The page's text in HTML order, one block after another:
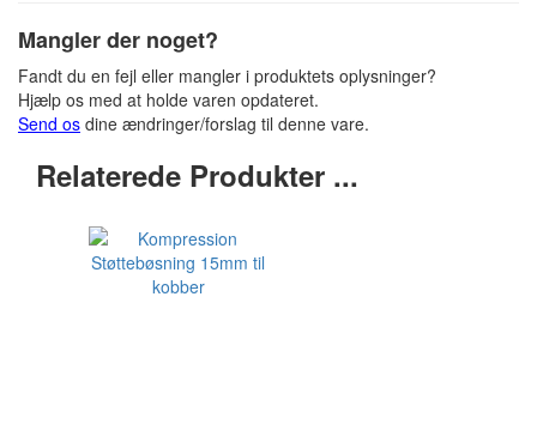
Mangler der noget?
Fandt du en fejl eller mangler i produktets oplysninger?
Hjælp os med at holde varen opdateret.
Send os dine ændringer/forslag til denne vare.
Relaterede Produkter ...